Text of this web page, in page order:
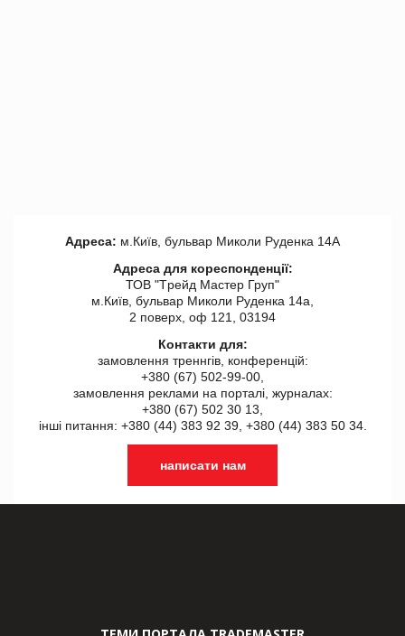
Адреса: м.Київ, бульвар Миколи Руденка 14А
Адреса для кореспонденції:
ТОВ "Tрейд Мастер Груп"
м.Київ, бульвар Миколи Руденка 14а,
2 поверх, оф 121, 03194
Контакти для:
замовлення треннгів, конференцій:
+380 (67) 502-99-00,
замовлення реклами на порталі, журналах:
+380 (67) 502 30 13,
інші питання: +380 (44) 383 92 39, +380 (44) 383 50 34.
написати нам